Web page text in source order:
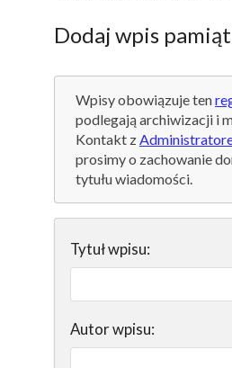
Dodaj wpis
Wpisy obowiązuje ten
podlegają archiwizacji i
Kontakt z
prosimy o zachowanie
tytułu wiadomości.
Tytuł wpisu:
Autor wpisu: